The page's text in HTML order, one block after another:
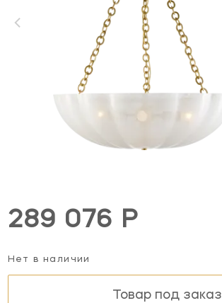
289 076 Р
Нет в наличии
Товар под заказ